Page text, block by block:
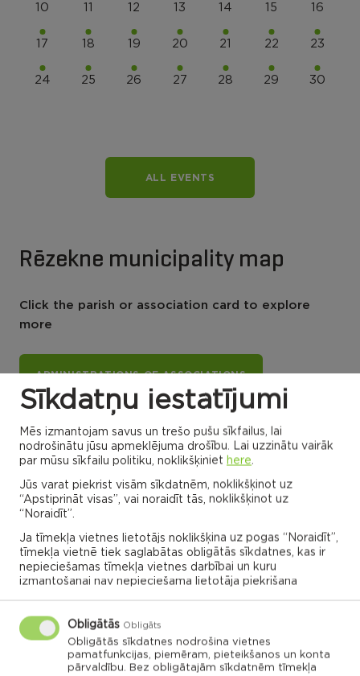
10 11 12 13 14 15 16
17 18 19 20 21 22 23
24 25 26 27 28 29 30
ALL EVENTS
Rēzekne municipality map
Click the parish or association card to explore
more
ADMINISTRATIONS OF ASSOCIATIONS
Dricānu apvienības
pārvalde
Nautrēnu apvienības
pārvalde
Naglu civil parish
Rikavas
novads
Kantinieku civil
parish
Sakstagala
parish Ozolmuizas civil
parish
Gaigalavas
pagasts,
novads
Struzanu civil
parish
Dricanu civil
Nautrenu civil
parish
Ilzeskalna civil
Griskanu civil
parish
Sokolku civil
parish
Vilanu civil
parish
Deksares civil
Vilani
Sīkdatņu iestatījumi
Mēs izmantojam savus un trešo pušu sīkfailus, lai
nodrošinātu jūsu apmeklējuma drošību. Lai uzzinātu vairāk
par mūsu sīkfailu politiku, noklikšķiniet here.
Jūs varat piekrist visām sīkdatnēm, noklikšķinot uz
“Apstiprināt visas”, vai noraidīt tās, noklikšķinot uz
“Noraidīt”.
Ja tīmekļa vietnes lietotājs noklikšķina uz pogas “Noraidīt”,
tīmekļa vietnē tiek saglabātas obligātās sīkdatnes, kas ir
nepieciešamas tīmekļa vietnes darbībai un kuru
izmantošanai nav nepieciešama lietotāja piekrišana
Obligātās Obligāts
Obligātās sīkdatnes nodrošina vietnes
pamatfunkcijas, piemēram, pieteikšanos un konta
pārvaldību. Bez obligātajām sīkdatnēm tīmekļa